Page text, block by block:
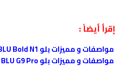
إقرأ أيضاً :
مواصفات و مميزات بلو BLU Bold N1
مواصفات و مميزات بلو BLU G9 Pro